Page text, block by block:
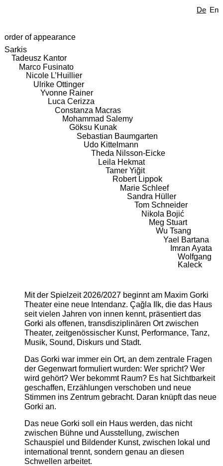
De En
order of appearance
Sarkis
Tadeusz Kantor
Marco Fusinato
Nicole L’Huillier
Ulrike Ottinger
Yvonne Rainer
Luca Cerizza
Constanza Macras
Mohammad Salemy
Göksu Kunak
Sebastian Baumgarten
Udo Kittelmann
Theda Nilsson-Eicke
Leila Hekmat
Tamer Yiğit
Robert Lippok
Marie Schleef
Sandra Hüller
Tom Schneider
Nikola Bojić
Meg Stuart
Wu Tsang
Yael Bartana
Imran Ayata
Wolfgang
Kaleck
Mit der Spielzeit 2026/2027 beginnt am Maxim Gorki
Theater eine neue Intendanz. Çağla Ilk, die das Haus
seit vielen Jahren von innen kennt, präsentiert das
Gorki als offenen, transdisziplinären Ort zwischen
Theater, zeitgenössischer Kunst, Performance, Tanz,
Musik, Sound, Diskurs und Stadt.
Das Gorki war immer ein Ort, an dem zentrale Fragen
der Gegenwart formuliert wurden: Wer spricht? Wer
wird gehört? Wer bekommt Raum? Es hat Sichtbarkeit
geschaffen, Erzählungen verschoben und neue
Stimmen ins Zentrum gebracht. Daran knüpft das neue
Gorki an.
Das neue Gorki soll ein Haus werden, das nicht
zwischen Bühne und Ausstellung, zwischen
Schauspiel und Bildender Kunst, zwischen lokal und
international trennt, sondern genau an diesen
Schwellen arbeitet.